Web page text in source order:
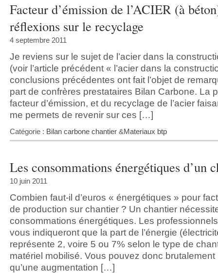
Facteur d’émission de l’ACIER (à
réflexions sur le recyclage
4 septembre 2011
Je reviens sur le sujet de l’acier dans la
(voir l’article précédent « l’acier dans la
conclusions précédentes ont fait l’objet de
part de confrères prestataires Bilan Carbone. La
facteur d’émission, et du recyclage de l’acier
me permets de revenir sur ces […]
Catégorie : Bilan carbone chantier &Materiaux btp
Les consommations énergétiques d’un
10 juin 2011
Combien faut-il d’euros « énergétiques » pour
de production sur chantier ? Un chantier
consommations énergétiques. Les
vous indiqueront que la part de l’énergie
représente 2, voire 5 ou 7% selon le type de
matériel mobilisé. Vous pouvez donc brutalement
qu’une augmentation […]